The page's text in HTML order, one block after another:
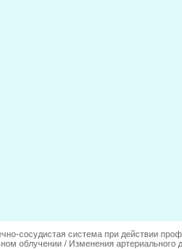
сосудистая система при действии
облучении / Изменения артериального